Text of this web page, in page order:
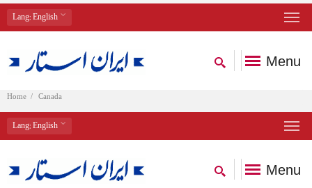
Lang: English
Menu
Home Canada
Lang: English
Menu